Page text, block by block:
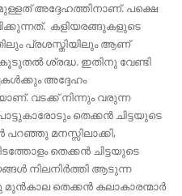
അദ്ദേഹത്തിനാണ്. പക്ഷെ
കളിയരങ്ങുകളുടെ
പ്രശസ്തിയിലും ആണ്
ശ്രദ്ധ. ഇതിനു വേണ്ടി
അദ്ദേഹം
വടക്ക് നിന്നും വരുന്ന
തെക്കൻ ചിട്ടയുടെ
മനസ്സിലാക്കി,
തെക്കൻ ചിട്ടയുടെ
നിലനിർത്തി ആടുന്ന
മുൻകാല തെക്കൻ കലാകാരന്മാർ